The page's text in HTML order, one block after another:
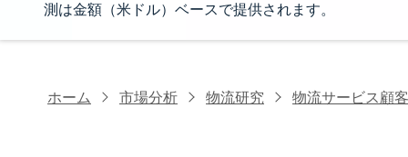
測は金額（米ドル）ベースで提供されます。
ホーム 市場分析 物流研究 物流サービス顧